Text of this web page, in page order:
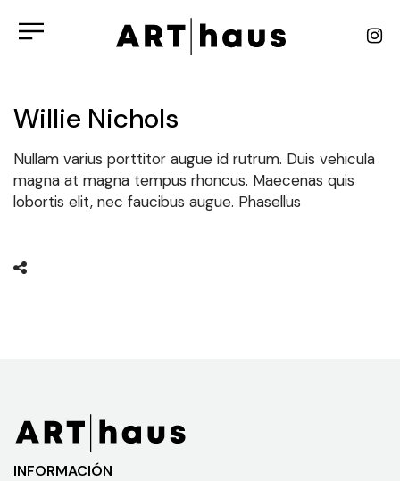
Willie Nichols
Nullam varius porttitor augue id rutrum. Duis vehicula
magna at magna tempus rhoncus. Maecenas quis
lobortis elit, nec faucibus augue. Phasellus
INFORMACIÓN